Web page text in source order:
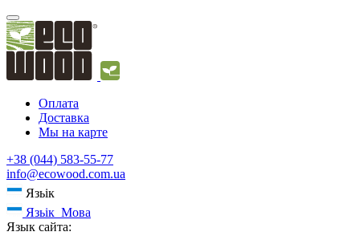
Оплата
Доставка
Мы на карте
+38 (044) 583-55-77
info@ecowood.com.ua
Язьік
Язьік Мова
Язык сайта: